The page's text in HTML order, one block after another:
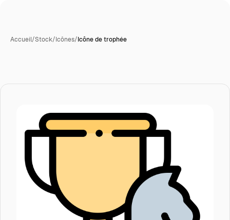
Accueil/Stock/Icônes/Icône de trophée